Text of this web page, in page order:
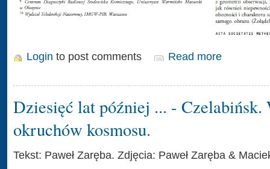
Login to post comments Read more
Dziesięć lat później ... - Czelabińsk.
okruchów kosmosu.
Tekst: Paweł Zaręba. Zdjęcia: Paweł Zaręba &